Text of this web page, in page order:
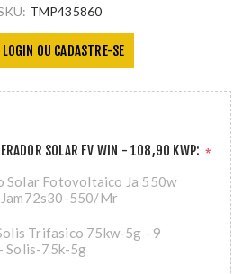
TMP435860
LOGIN OU CADASTRE-SE
SOLAR FV WIN - 108,90 KWP: *
Solar Fotovoltaico Ja 550w
550/Mr
Trifasico 75kw-5g - 9
Solis-75k-5g